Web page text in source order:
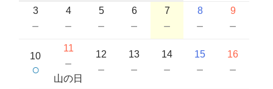
3
－
4
－
5
－
6
－
7
－
8
－
9
－
10
○
11
－
山の日
12
－
13
－
14
－
15
－
16
－